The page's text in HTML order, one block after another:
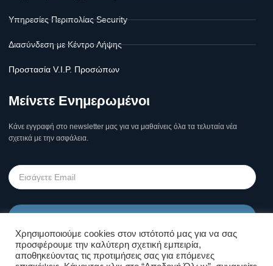
Υπηρεσίες Περιπολίας Security
Διασύνδεση με Κέντρο Λήψης
Προστασία V.I.P. Προσώπων
Μείνετε Ενημερωμένοι
Κάνε εγγραφή στο newsletter μας για να μαθαίνεις όλα τα τελυταία νέα
σχετικά με την ασφάλεια.
Όροι Χρήσης Σελίδας & Πολιτική
Χρησιμοποιούμε cookies στον ιστότοπό μας για να σας
προσφέρουμε την καλύτερη σχετική εμπειρία,
αποθηκεύοντας τις προτιμήσεις σας για επόμενες